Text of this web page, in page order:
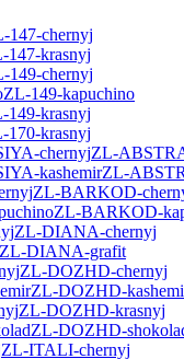
147-chernyj
147-krasnyj
149-chernyj
ZL-149-kapuchino
149-krasnyj
170-krasnyj
ZL-
ZL-
ZL-BARKOD-
ZL-BARKOD-
ZL-DIANA-chernyj
ZL-DIANA-grafit
ZL-DOZHD-chernyj
ZL-DOZHD-
ZL-DOZHD-krasnyj
ZL-DOZHD-
ZL-ITALI-chernyj